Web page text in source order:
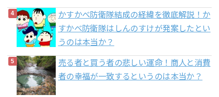
かすかべ防衛隊結成の経緯を徹底解説！か
すかべ防衛隊はしんのすけが発案したとい
うのは本当か？
売る者と買う者の悲しい運命！商人と消費
者の幸福が一致するというのは本当か？